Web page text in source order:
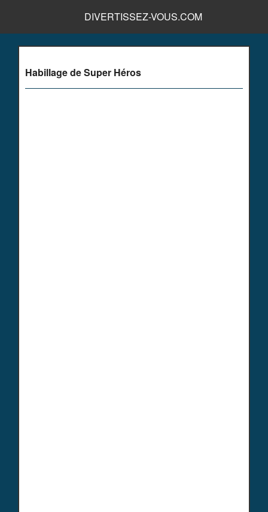
DIVERTISSEZ-VOUS.COM
Habillage de Super Héros